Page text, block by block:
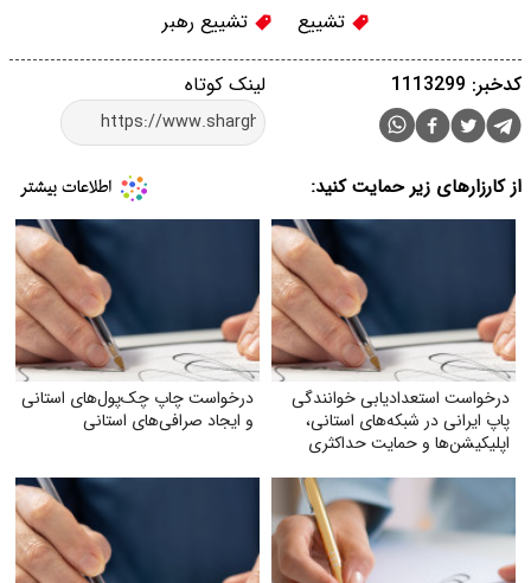
تشییع تشییع رهبر
لینک کوتاه کدخبر: 1113299
از کارزارهای زیر حمایت کنید:
درخواست استعدادیابی خوانندگی
پاپ ایرانی در شبکه‌های استانی،
اپلیکیشن‌ها و حمایت حداکثری
موسیقی غربی
درخواست چاپ چک‌‌پول‌‌های استانی
و ایجاد صرافی‌‌های استانی